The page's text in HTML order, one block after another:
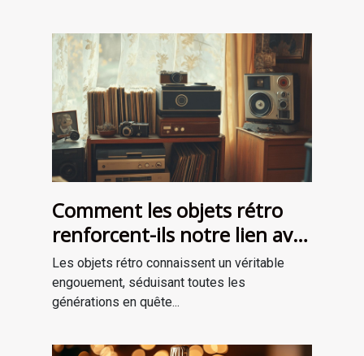
Comment les objets rétro
renforcent-ils notre lien avec
le passé?
Les objets rétro connaissent un véritable
engouement, séduisant toutes les
générations en quête...